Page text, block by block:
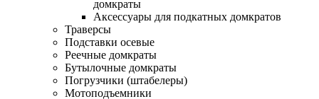
домкраты
Аксессуары для подкатных домкратов
Траверсы
Подставки осевые
Реечные домкраты
Бутылочные домкраты
Погрузчики (штабелеры)
Мотоподъемники